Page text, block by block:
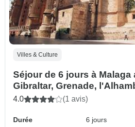
Villes & Culture
Séjour de 6 jours à Malaga
Gibraltar, Grenade,
Caminito del Rey
4.0 (1 avis)
Durée
6 jours